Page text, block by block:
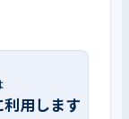
用します